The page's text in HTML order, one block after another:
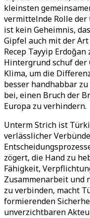
kleinsten
vermittelnde Rolle
ist kein Geheimnis,
Gipfel auch mit der
Recep Tayyip
Hintergrund schuf der
Klima, um die
besser handhabbar
bei, einen Bruch der
Europa zu verhindern.
Unterm Strich ist
verlässlicher
zögert, die Hand zu
Fähigkeit,
Zusammenarbeit und
zu verbinden, macht
formierenden
unverzichtbaren